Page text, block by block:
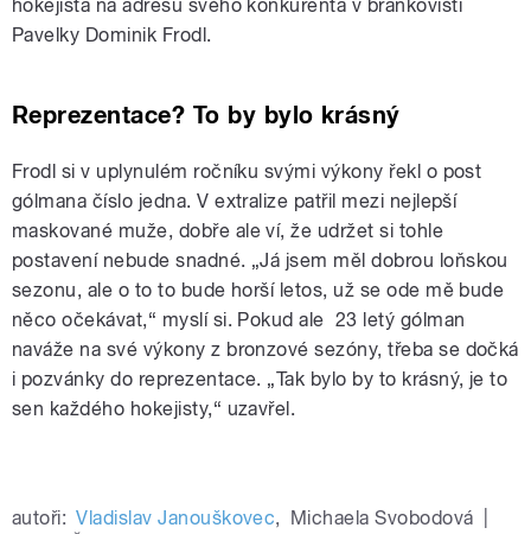
hokejista na adresu svého konkurenta v brankovišti
Pavelky Dominik Frodl.
Reprezentace? To by bylo krásný
Frodl si v uplynulém ročníku svými výkony řekl o post
gólmana číslo jedna. V extralize patřil mezi nejlepší
maskované muže, dobře ale ví, že udržet si tohle
postavení nebude snadné. „Já jsem měl dobrou loňskou
sezonu, ale o to to bude horší letos, už se ode mě bude
něco očekávat,“ myslí si. Pokud ale 23 letý gólman
naváže na své výkony z bronzové sezóny, třeba se dočká
i pozvánky do reprezentace. „Tak bylo by to krásný, je to
sen každého hokejisty,“ uzavřel.
autoři: Vladislav Janouškovec, Michaela Svobodová